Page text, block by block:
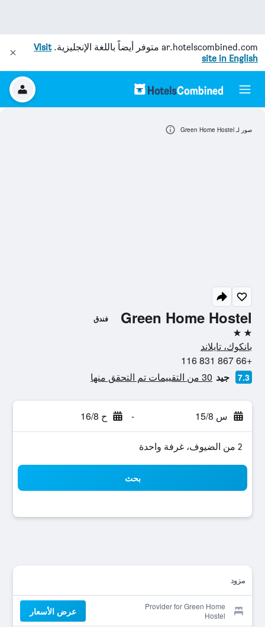
ar.hotelscombined.com متوفر أيضاً باللغة الإنجليزية.Visit
site in English
Green Home Hostel فندق
2 نجمتين
بانكوك، تايلاند
+66 867 831 116
7.3 جيد 30 من التقييمات تم التحقق منها
س 15/8 - ح 16/8
2 من الضيوف، غرفة واحدة
بحث
مزود
Provider for Green Home
Hostel
عرض الأسعار
صور لـ Green Home Hostel